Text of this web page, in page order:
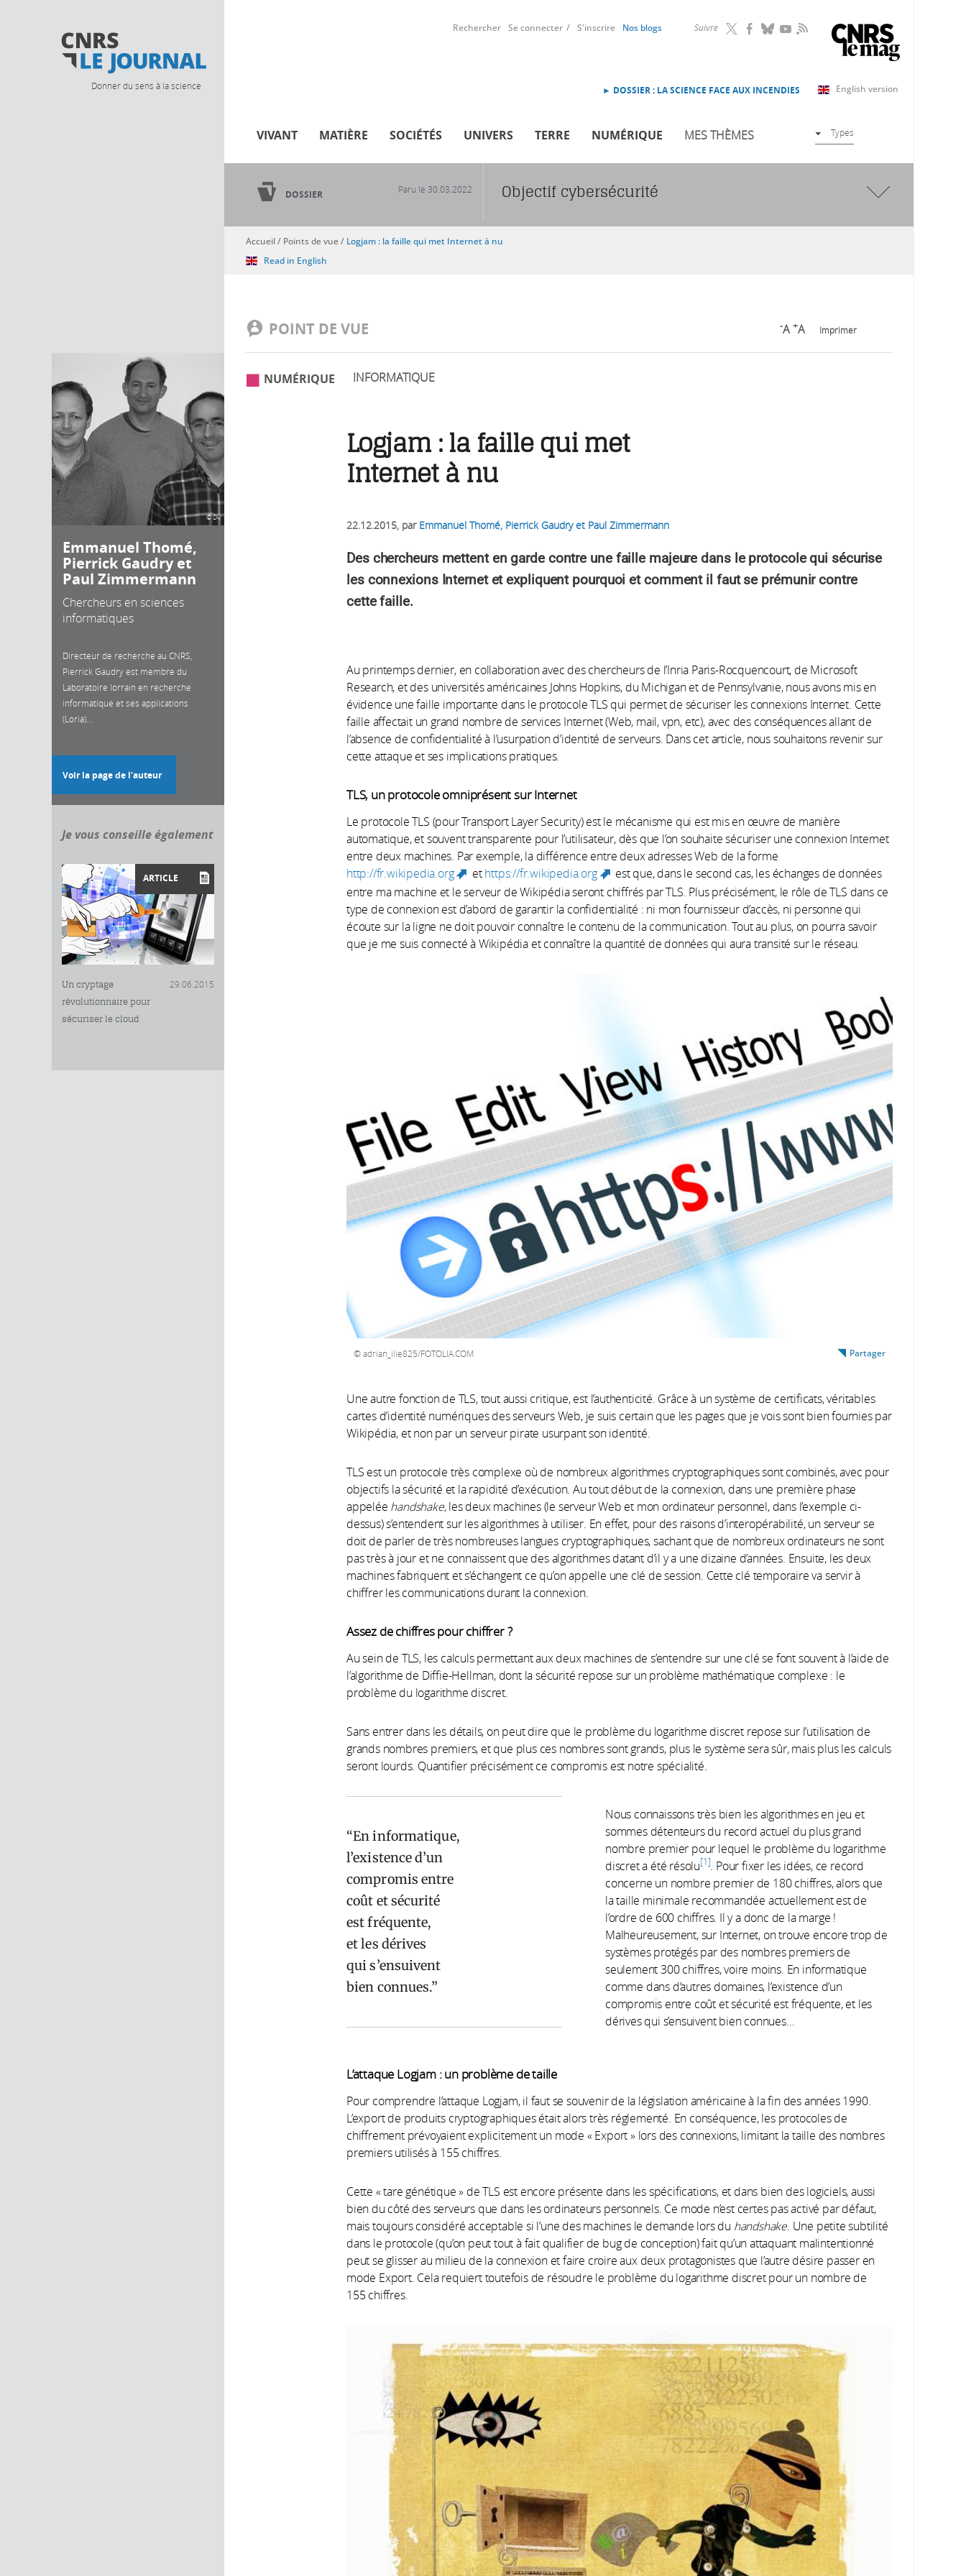
Donner du sens à la science
Suivre RSS
Rechercher Se connecter S'inscrire Nos blogs
English version
► DOSSIER : LA SCIENCE FACE AUX INCENDIES
VIVANT MATIÈRE SOCIÉTÉS UNIVERS TERRE NUMÉRIQUE MES THÈMES Types
DOSSIER Paru le 30.03.2022 Objectif cybersécurité
Vous êtes ici
Accueil/ Points de vue/ Logjam : la faille qui met Internet à nu
Read in English
POINT DE VUE -A +A Imprimer
NUMÉRIQUE INFORMATIQUE
Logjam : la faille qui met
Internet à nu
22.12.2015, par Emmanuel Thomé, Pierrick Gaudry et Paul Zimmermann
Des chercheurs mettent en garde contre une faille majeure dans le protocole qui sécurise
les connexions Internet et expliquent pourquoi et comment il faut se prémunir contre
cette faille.
Au printemps dernier, en collaboration avec des chercheurs de l’Inria Paris-Rocquencourt, de Microsoft
Research, et des universités américaines Johns Hopkins, du Michigan et de Pennsylvanie, nous avons mis en
évidence une faille importante dans le protocole TLS qui permet de sécuriser les connexions Internet. Cette
faille affectait un grand nombre de services Internet (Web, mail, vpn, etc), avec des conséquences allant de
l’absence de confidentialité à l’usurpation d’identité de serveurs. Dans cet article, nous souhaitons revenir sur
cette attaque et ses implications pratiques.
TLS, un protocole omniprésent sur Internet
Le protocole TLS (pour Transport Layer Security) est le mécanisme qui est mis en œuvre de manière
automatique, et souvent transparente pour l’utilisateur, dès que l’on souhaite sécuriser une connexion Internet
entre deux machines. Par exemple, la différence entre deux adresses Web de la forme
http://fr.wikipedia.org
(link is external)
et https://fr.wikipedia.org (link is external)
est que, dans le second cas, les échanges de données
entre ma machine et le serveur de Wikipédia seront chiffrés par TLS. Plus précisément, le rôle de TLS dans ce
type de connexion est d’abord de garantir la confidentialité : ni mon fournisseur d’accès, ni personne qui
écoute sur la ligne ne doit pouvoir connaître le contenu de la communication. Tout au plus, on pourra savoir
que je me suis connecté à Wikipédia et connaître la quantité de données qui aura transité sur le réseau.
adrian_ilie825/FOTOLIA.COM Partager
Une autre fonction de TLS, tout aussi critique, est l’authenticité. Grâce à un système de certificats, véritables
cartes d’identité numériques des serveurs Web, je suis certain que les pages que je vois sont bien fournies par
Wikipédia, et non par un serveur pirate usurpant son identité.
TLS est un protocole très complexe où de nombreux algorithmes cryptographiques sont combinés, avec pour
objectifs la sécurité et la rapidité d’exécution. Au tout début de la connexion, dans une première phase
appelée handshake,les deux machines (le serveur Web et mon ordinateur personnel, dans l’exemple ci-
dessus) s’entendent sur les algorithmes à utiliser. En effet, pour des raisons d’interopérabilité, un serveur se
doit de parler de très nombreuses langues cryptographiques, sachant que de nombreux ordinateurs ne sont
pas très à jour et ne connaissent que des algorithmes datant d’il y a une dizaine d’années. Ensuite, les deux
machines fabriquent et s’échangent ce qu’on appelle une clé de session. Cette clé temporaire va servir à
chiffrer les communications durant la connexion.
Assez de chiffres pour chiffrer ?
Au sein de TLS, les calculs permettant aux deux machines de s’entendre sur une clé se font souvent à l’aide de
l’algorithme de Diffie-Hellman, dont la sécurité repose sur un problème mathématique complexe : le
problème du logarithme discret.
Sans entrer dans les détails, on peut dire que le problème du logarithme discret repose sur l’utilisation de
grands nombres premiers, et que plus ces nombres sont grands, plus le système sera sûr, mais plus les calculs
seront lourds. Quantifier précisément ce compromis est notre spécialité.
En informatique,
l’existence d’un
compromis entre
coût et sécurité
est fréquente,
et les dérives
qui s’ensuivent
bien connues.
Nous connaissons très bien les algorithmes en jeu et
sommes détenteurs du record actuel du plus grand
nombre premier pour lequel le problème du logarithme
discret a été résolu 1 . Pour fixer les idées, ce record
concerne un nombre premier de 180 chiffres, alors que
la taille minimale recommandée actuellement est de
l’ordre de 600 chiffres. Il y a donc de la marge !
Malheureusement, sur Internet, on trouve encore trop de
systèmes protégés par des nombres premiers de
seulement 300 chiffres, voire moins. En informatique
comme dans d’autres domaines, l’existence d’un
compromis entre coût et sécurité est fréquente, et les
dérives qui s’ensuivent bien connues…
L’attaque Logjam : un problème de taille
Pour comprendre l’attaque Logjam, il faut se souvenir de la législation américaine à la fin des années 1990.
L’export de produits cryptographiques était alors très réglementé. En conséquence, les protocoles de
chiffrement prévoyaient explicitement un mode « Export » lors des connexions, limitant la taille des nombres
premiers utilisés à 155 chiffres.
Cette « tare génétique » de TLS est encore présente dans les spécifications, et dans bien des logiciels, aussi
bien du côté des serveurs que dans les ordinateurs personnels. Ce mode n’est certes pas activé par défaut,
mais toujours considéré acceptable si l’une des machines le demande lors du handshake. Une petite subtilité
dans le protocole (qu’on peut tout à fait qualifier de bug de conception) fait qu’un attaquant malintentionné
peut se glisser au milieu de la connexion et faire croire aux deux protagonistes que l’autre désire passer en
mode Export. Cela requiert toutefois de résoudre le problème du logarithme discret pour un nombre de
155 chiffres.
© DR
Emmanuel Thomé,
Pierrick Gaudry et
Paul Zimmermann
Chercheurs en sciences
informatiques
Directeur de recherche au CNRS,
Pierrick Gaudry est membre du
Laboratoire lorrain en recherche
informatique et ses applications
(Loria)...
Voir la page de l'auteur
Je vous conseille également
ARTICLE
Un cryptage
révolutionnaire pour
sécuriser le cloud
29.06.2015